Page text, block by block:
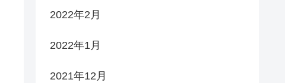
2022年2月
2022年1月
2021年12月